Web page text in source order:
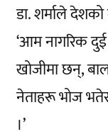
डा. शर्माले
‘आम नागरिक
खोजीमा छन्,
नेताहरू भोज
।’